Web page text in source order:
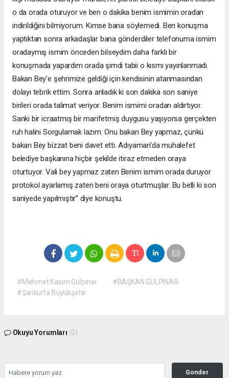
o da orada oturuyor ve ben o dakika benim ismimin oradan
indirildiğini bilmiyorum. Kimse bana söylemedi. Ben konuşma
yaptıktan sonra arkadaşlar bana gönderdiler telefonuma ismim
oradaymış ismim önceden bilseydim daha farklı bir
konuşmada yapardım orada şimdi tabii o kısmı yayınlanmadı.
Bakan Bey'e şehrimize geldiği için kendisinin atanmasından
dolayı tebrik ettim. Sonra anladık ki son dakika son saniye
birileri orada talimat veriyor. Benim ismimi oradan aldırtıyor.
Sanki bir icraatmış bir marifetmiş duygusu yaşıyorsa gerçekten
ruh halini Sorgulamak lazım. Onu bakan Bey yapmaz, çünkü
bakan Bey bizzat beni davet etti. Adıyaman'da muhalefet
belediye başkanına hiçbir şekilde itiraz etmeden oraya
oturtuyor. Vali bey yapmaz zaten Benim ismim orada duruyor
protokol ayarlamış zaten beni oraya oturtmuşlar. Bu belli ki son
saniyede yapılmıştır’’ diye konuştu.
#Mehmet Kasım Gülpınar
#BAŞKAN GÜLPINAR
#Şanlıurfa Büyükşehir
Okuyu Yorumları (0)
Gonder